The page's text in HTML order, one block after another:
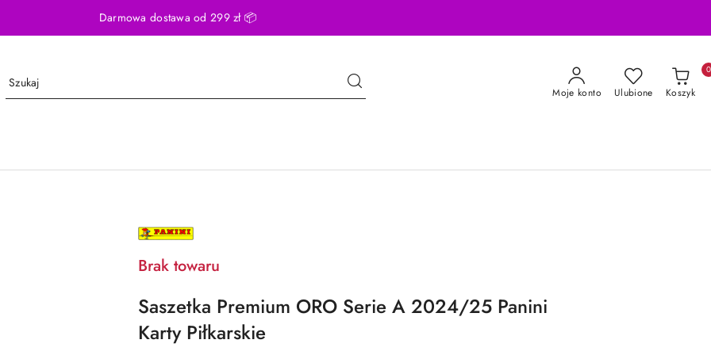
Darmowa dostawa od 299 zł 📦
Moje konto Ulubione Koszyk
0
NAZWA
PRODUCENTA:
Brak towaru
Saszetka Premium ORO Serie A 2024/25 Panini
Karty Piłkarskie